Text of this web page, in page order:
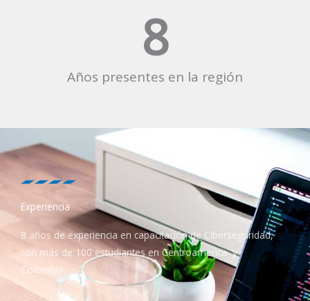
Años presentes en la región
8
Experiencia
8 años de experiencia en capacitación de Ciberseguridad,
con más de 100 estudiantes en Centroamérica y
Colombia.